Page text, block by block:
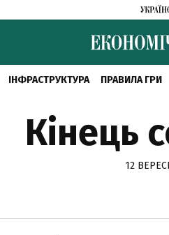
ІНФРАСТРУКТУРА ПРАВИЛА ГРИ
Кінець
12